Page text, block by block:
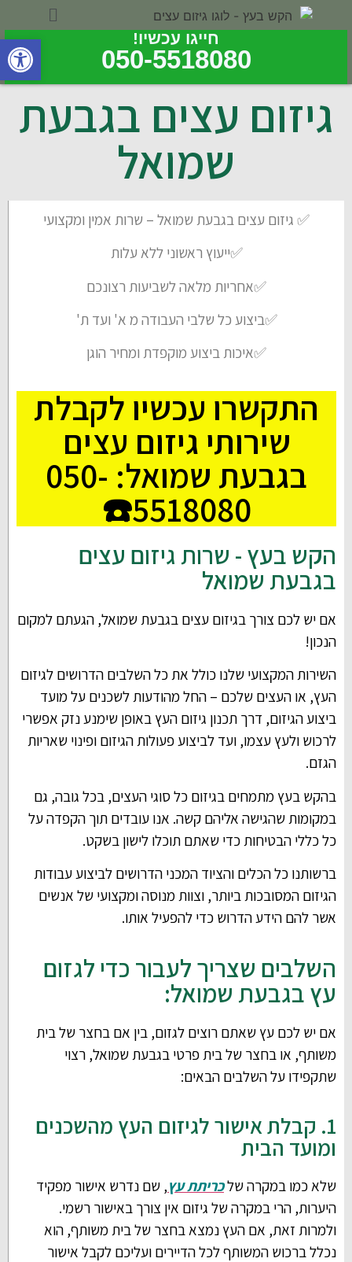
חייגו עכשיו!
050-5518080
גיזום עצים בגבעת
שמואל
✅ גיזום עצים בגבעת שמואל – שרות אמין ומקצועי
✅ייעוץ ראשוני ללא עלות
✅אחריות מלאה לשביעות רצונכם
✅ביצוע כל שלבי העבודה מ א' ועד ת'
✅איכות ביצוע מוקפדת ומחיר הוגן
התקשרו עכשיו לקבלת
שירותי גיזום עצים
בגבעת שמואל: 050-
5518080☎️
הקש בעץ - שרות גיזום עצים
בגבעת שמואל
אם יש לכם צורך בגיזום עצים בגבעת שמואל, הגעתם למקום
הנכון!
השירות המקצועי שלנו כולל את כל השלבים הדרושים לגיזום
העץ, או העצים שלכם – החל מהודעות לשכנים על מועד
ביצוע הגיזום, דרך תכנון גיזום העץ באופן שימנע נזק אפשרי
לרכוש ולעץ עצמו, ועד לביצוע פעולות הגיזום ופינוי שאריות
הגזם.
בהקש בעץ מתמחים בגיזום כל סוגי העצים, בכל גובה, גם
במקומות שהגישה אליהם קשה. אנו עובדים תוך הקפדה על
כל כללי הבטיחות כדי שאתם תוכלו לישון בשקט.
ברשותנו כל הכלים והציוד המכני הדרושים לביצוע עבודות
הגיזום המסובכות ביותר, וצוות מנוסה ומקצועי של אנשים
אשר להם הידע הדרוש כדי להפעיל אותו.
השלבים שצריך לעבור כדי לגזום
עץ בגבעת שמואל:
אם יש לכם עץ שאתם רוצים לגזום, בין אם בחצר של בית
משותף, או בחצר של בית פרטי בגבעת שמואל, רצוי
שתקפידו על השלבים הבאים:
1. קבלת אישור לגיזום העץ מהשכנים
ומועד הבית
שלא כמו במקרה שלכריתת עץ, שם נדרש אישור מפקיד
היערות, הרי במקרה של גיזום אין צורך באישור רשמי.
ולמרות זאת, אם העץ נמצא בחצר של בית משותף, הוא
נכלל ברכוש המשותף לכל הדיירים ועליכם לקבל אישור
פתח